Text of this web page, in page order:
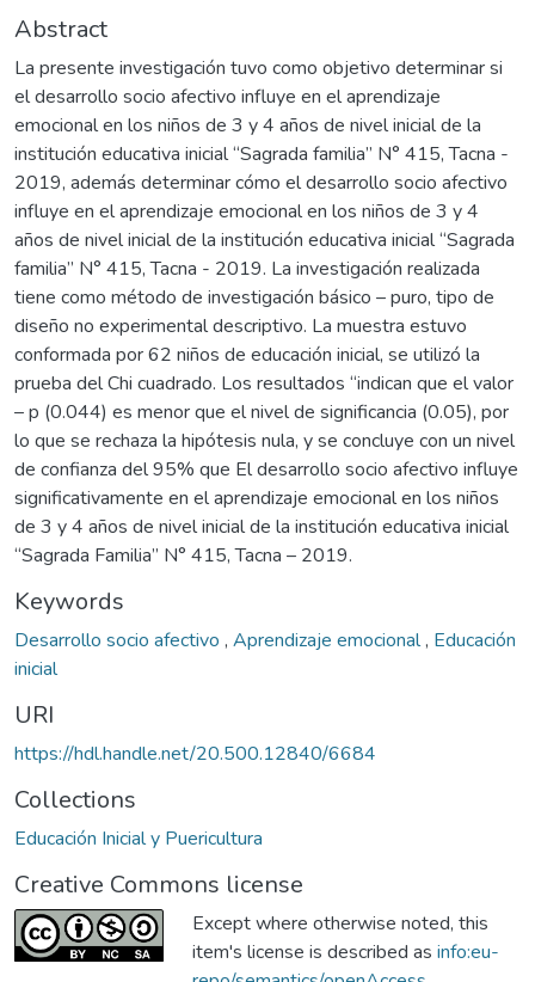
Abstract
La presente investigación tuvo como objetivo determinar si
el desarrollo socio afectivo influye en el aprendizaje
emocional en los niños de 3 y 4 años de nivel inicial de la
institución educativa inicial “Sagrada familia” N° 415, Tacna -
2019, además determinar cómo el desarrollo socio afectivo
influye en el aprendizaje emocional en los niños de 3 y 4
años de nivel inicial de la institución educativa inicial “Sagrada
familia” N° 415, Tacna - 2019. La investigación realizada
tiene como método de investigación básico – puro, tipo de
diseño no experimental descriptivo. La muestra estuvo
conformada por 62 niños de educación inicial, se utilizó la
prueba del Chi cuadrado. Los resultados “indican que el valor
– p (0.044) es menor que el nivel de significancia (0.05), por
lo que se rechaza la hipótesis nula, y se concluye con un nivel
de confianza del 95% que El desarrollo socio afectivo influye
significativamente en el aprendizaje emocional en los niños
de 3 y 4 años de nivel inicial de la institución educativa inicial
“Sagrada Familia” N° 415, Tacna – 2019.
Keywords
Desarrollo socio afectivo , Aprendizaje emocional, Educación
inicial
URI
https://hdl.handle.net/20.500.12840/6684
Collections
Educación Inicial y Puericultura
Creative Commons license
Except where otherwise noted, this
item's license is described as info:eu-